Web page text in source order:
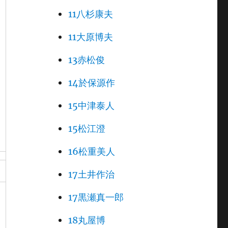
11八杉康夫
11大原博夫
13赤松俊
14於保源作
15中津泰人
15松江澄
16松重美人
17土井作治
17黒瀬真一郎
18丸屋博